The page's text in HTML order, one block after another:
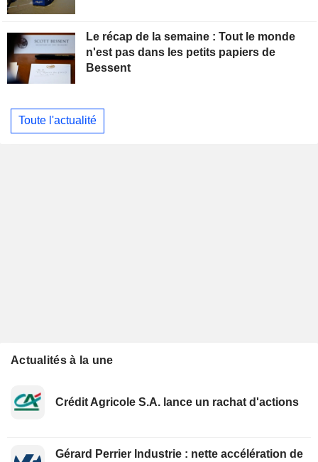
Le récap de la semaine : Tout le monde
n'est pas dans les petits papiers de
Bessent
Toute l'actualité
Actualités à la une
Crédit Agricole S.A. lance un rachat d'actions
Gérard Perrier Industrie : nette accélération de